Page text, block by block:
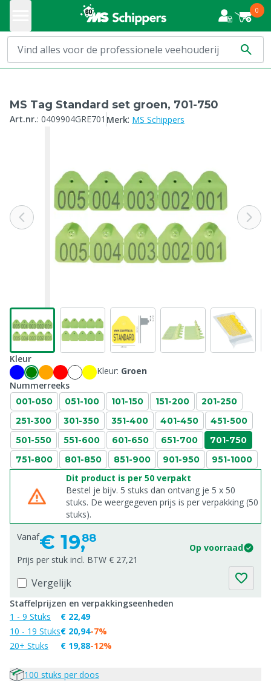
0
MS Tag Standard set groen, 701-750
Art.nr.: 0409904GRE701 Merk: MS Schippers
Kleur
Kleur: Groen
Nummerreeks
001-050 051-100 101-150 151-200
201-250
251-300
301-350 351-400 401-450
451-500
501-550
551-600 601-650 651-700
701-750
751-800
801-850 851-900 901-950 951-1000
Dit product is per 50 verpakt
Bestel je bijv. 5 stuks dan ontvang je 5 x 50
stuks. De weergegeven prijs is per verpakking (50
stuks).
Vanaf€ 19,88
Op voorraad
Prijs per stuk incl. BTW € 27,21
Vergelijk
Staffelprijzen en verpakkingseenheden
1 - 9 Stuks
10 - 19 Stuks
20+ Stuks
€ 22,49
€ 20,94
€ 19,88
-7%
-12%
100 stuks per doos